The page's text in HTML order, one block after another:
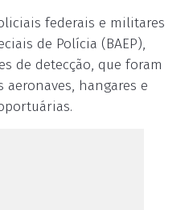
federais e militares
de Polícia (BAEP),
de detecção, que foram
hangares e